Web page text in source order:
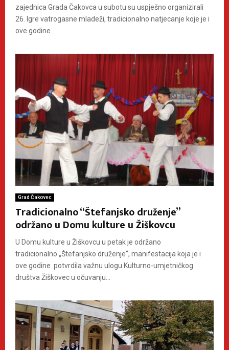
zajednica Grada Čakovca u subotu su uspješno organizirali
26. Igre vatrogasne mladeži, tradicionalno natjecanje koje je i
ove godine...
Grad Čakovec
Tradicionalno “Štefanjsko druženje”
održano u Domu kulture u Žiškovcu
U Domu kulture u Žiškovcu u petak je održano
tradicionalno „Štefanjsko druženje“, manifestacija koja je i
ove godine potvrdila važnu ulogu Kulturno-umjetničkog
društva Žiškovec u očuvanju...